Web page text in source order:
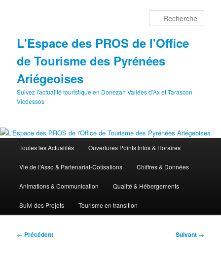
L'Espace des PROS de l'Office
de Tourisme des Pyrénées
Ariégeoises
Suivez l'actualité touristique en Donezan Vallées d'Ax et Tarascon
Vicdessos
principal
Toutes les Actualités Ouvertures Points Infos & Horaires
Vie de l’Asso & Partenariat-Cotisations Chiffres & Données
Animations & Communication Qualité & Hébergements
Suivi des Projets Tourisme en transition
Navigation
← Précédent Suivant →